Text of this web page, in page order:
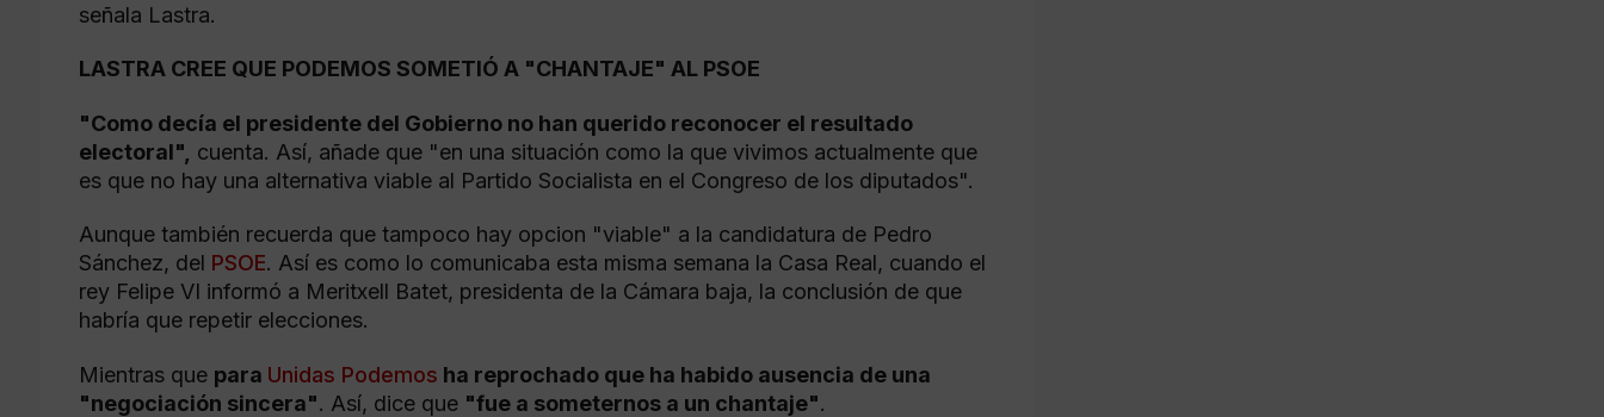
señala Lastra.
LASTRA CREE QUE PODEMOS SOMETIÓ A "CHANTAJE" AL PSOE
"Como decía el presidente del Gobierno no han querido reconocer el resultado
electoral", cuenta. Así, añade que "en una situación como la que vivimos actualmente que
es que no hay una alternativa viable al Partido Socialista en el Congreso de los diputados".
Aunque también recuerda que tampoco hay opcion "viable" a la candidatura de Pedro
Sánchez, del PSOE. Así es como lo comunicaba esta misma semana la Casa Real, cuando el
rey Felipe VI informó a Meritxell Batet, presidenta de la Cámara baja, la conclusión de que
habría que repetir elecciones.
Mientras que para Unidas Podemos ha reprochado que ha habido ausencia de una
"negociación sincera". Así, dice que "fue a someternos a un chantaje".